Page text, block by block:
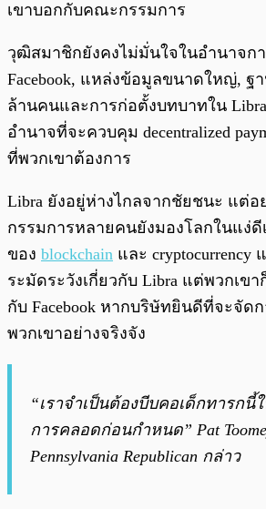
เขาบอกกับคณะกรรมการ
วุฒิสมาชิกยังคงไม่มั่นใจในอำนาจก
Facebook, แหล่งข้อมูลขนาดใหญ่, ฐ
ล้านคนและการก่อตั้งบทบาทใน
อำนาจที่จะควบคุม decentralized
ที่พวกเขาต้องการ
Libra ยังอยู่ห่างไกลจากชัยชนะ แต่
กรรมการหลายคนยังมองโลกในแง่
ของ blockchain และ
ระมัดระวังเกี่ยวกับ Libra แต่พวกเข
กับ Facebook หากบริษัทยินดีที่จะจัด
พวกเขาอย่างจริงจัง
“เราจำเป็นต้องบีบคอเด็กทารกนี้
การคลอดก่อนกำหนด” Pat
Pennsylvania Republican กล่าว